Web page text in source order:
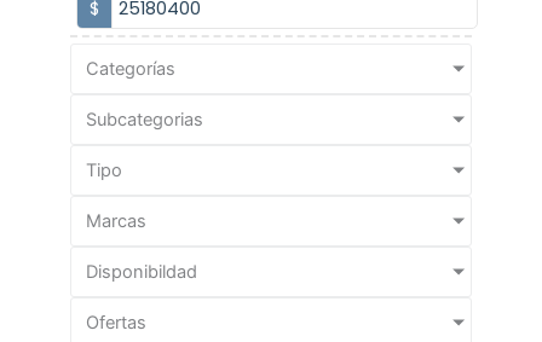
$
Categorías
Subcategorias
Tipo
Marcas
Disponibildad
Ofertas